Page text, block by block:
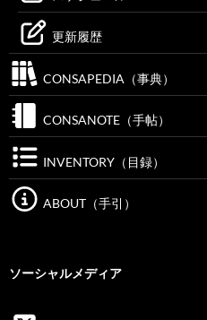
更新履歴
CONSAPEDIA（事典）
CONSANOTE（手帖）
INVENTORY（目録）
ABOUT（手引）
ソーシャルメディア